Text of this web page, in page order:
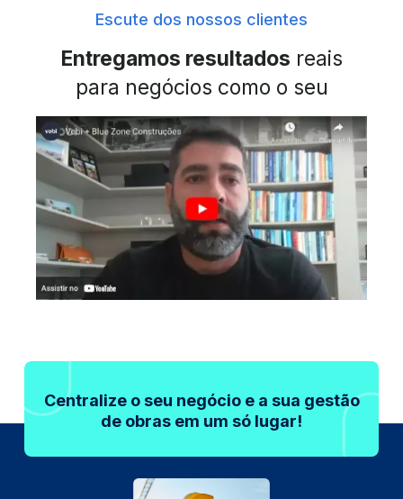
Escute dos nossos clientes
Entregamos resultados reais
para negócios como o seu
Centralize o seu negócio e a sua gestão
de obras em um só lugar!